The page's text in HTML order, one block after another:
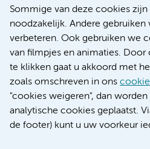
Sommige van deze cookies
noodzakelijk. Andere
verbeteren. Ook gebruiken we
van filmpjes en animaties. Door
te klikken gaat u akkoord met
zoals omschreven in ons
"cookies weigeren", dan
analytische cookies geplaatst.
de footer) kunt u uw voorkeur
Nieuws
Research
Educatie locatie AMC
Educatie locatie VUmc
Verwijzen & diagnostiek